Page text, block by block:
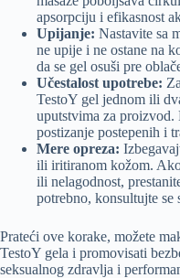
apsorpciju i efikasnost
Upijanje: Nastavite sa
ne upije i ne ostane na
da se gel osuši pre
Učestalost upotrebe:
TestoY gel jednom ili
uputstvima za proizvod.
postizanje postepenih i
Mere opreza:
ili iritiranom kožom.
ili nelagodnost,
potrebno, konsultujte se
Prateći ove korake, možete
TestoY gela i promovisati
seksualnog zdravlja i